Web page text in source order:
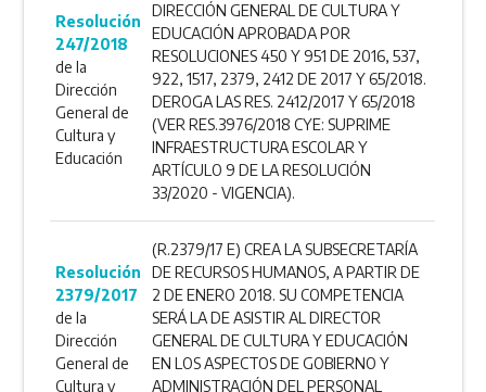
Resolución
247/2018
de la
Dirección
General de
Cultura y
Educación
DIRECCIÓN GENERAL DE CULTURA Y
EDUCACIÓN APROBADA POR
RESOLUCIONES 450 Y 951 DE 2016, 537,
922, 1517, 2379, 2412 DE 2017 Y 65/2018.
DEROGA LAS RES. 2412/2017 Y 65/2018
(VER RES.3976/2018 CYE: SUPRIME
INFRAESTRUCTURA ESCOLAR Y
ARTÍCULO 9 DE LA RESOLUCIÓN
33/2020 - VIGENCIA).
Resolución
2379/2017
de la
Dirección
General de
Cultura y
(R.2379/17 E) CREA LA SUBSECRETARÍA
DE RECURSOS HUMANOS, A PARTIR DE
2 DE ENERO 2018. SU COMPETENCIA
SERÁ LA DE ASISTIR AL DIRECTOR
GENERAL DE CULTURA Y EDUCACIÓN
EN LOS ASPECTOS DE GOBIERNO Y
ADMINISTRACIÓN DEL PERSONAL